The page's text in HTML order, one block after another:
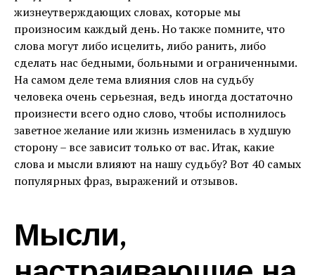
жизнеутверждающих словах, которые мы
произносим каждый день. Но также помните, что
слова могут либо исцелить, либо ранить, либо
сделать нас бедными, больными и ограниченными.
На самом деле тема влияния слов на судьбу
человека очень серьезная, ведь иногда достаточно
произнести всего одно слово, чтобы исполнилось
заветное желание или жизнь изменилась в худшую
сторону – все зависит только от вас. Итак, какие
слова и мысли влияют на нашу судьбу? Вот 40 самых
популярных фраз, выражений и отзывов.
Мысли,